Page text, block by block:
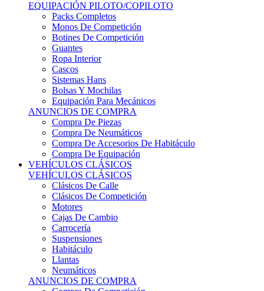
EQUIPACIÓN PILOTO/COPILOTO
Packs Completos
Monos De Competición
Botines De Competición
Guantes
Ropa Interior
Cascos
Sistemas Hans
Bolsas Y Mochilas
Equipación Para Mecánicos
ANUNCIOS DE COMPRA
Compra De Piezas
Compra De Neumáticos
Compra De Accesorios De Habitáculo
Compra De Equipación
VEHÍCULOS CLÁSICOS
VEHÍCULOS CLÁSICOS
Clásicos De Calle
Clásicos De Competición
Motores
Cajas De Cambio
Carrocería
Suspensiones
Habitáculo
Llantas
Neumáticos
ANUNCIOS DE COMPRA